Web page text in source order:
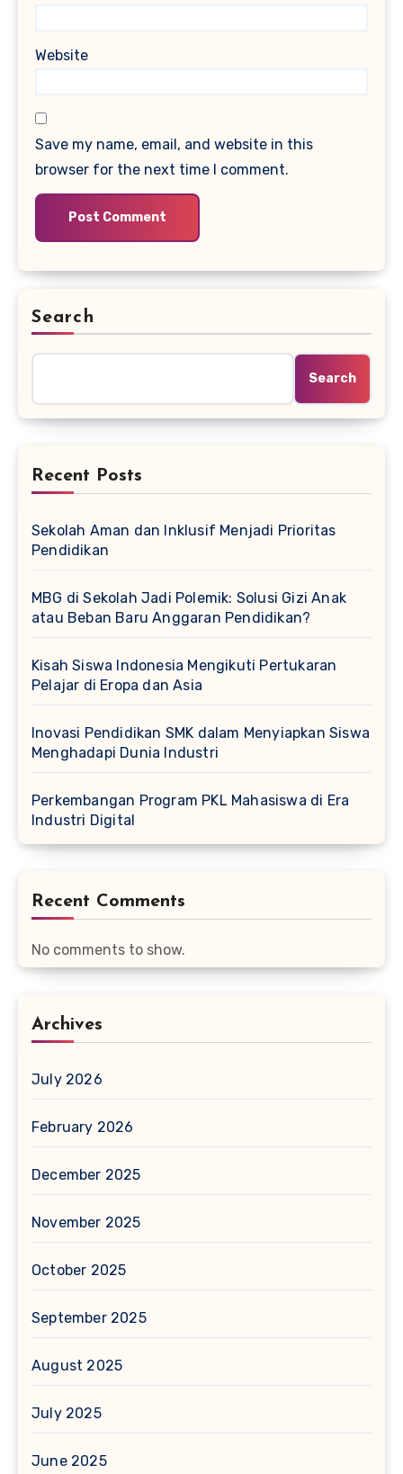
Website
Save my name, email, and website in this
browser for the next time I comment.
Search
Search
Recent Posts
Sekolah Aman dan Inklusif Menjadi Prioritas
Pendidikan
MBG di Sekolah Jadi Polemik: Solusi Gizi Anak
atau Beban Baru Anggaran Pendidikan?
Kisah Siswa Indonesia Mengikuti Pertukaran
Pelajar di Eropa dan Asia
Inovasi Pendidikan SMK dalam Menyiapkan Siswa
Menghadapi Dunia Industri
Perkembangan Program PKL Mahasiswa di Era
Industri Digital
Recent Comments
No comments to show.
Archives
July 2026
February 2026
December 2025
November 2025
October 2025
September 2025
August 2025
July 2025
June 2025